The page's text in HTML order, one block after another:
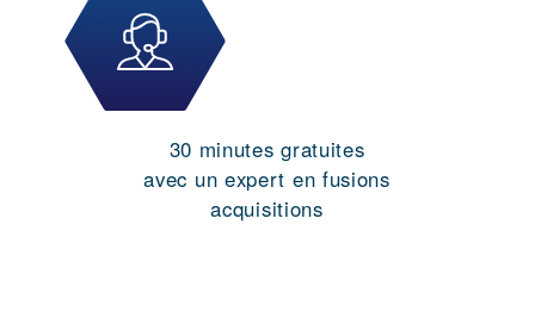
30 minutes gratuites
avec un expert en fusions
acquisitions